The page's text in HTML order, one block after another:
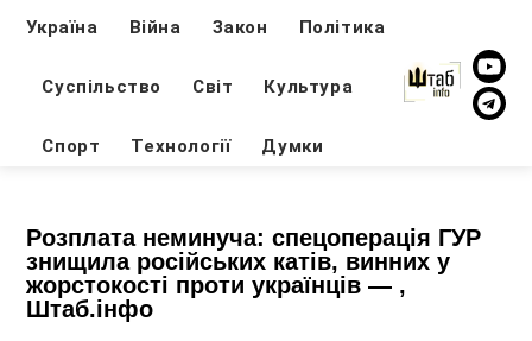
Україна Війна Закон Політика
Суспільство Світ Культура
Спорт Технології Думки
Розплата неминуча: спецоперація ГУР
знищила російських катів, винних у
жорстокості проти українців — ,
Штаб.інфо